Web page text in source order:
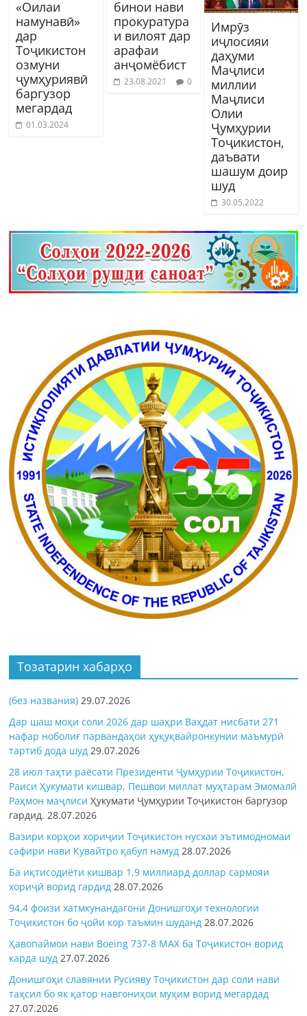
«Оилаи
намунавӣ»
дар
Тоҷикистон
озмуни
ҷумҳуриявӣ
баргузор
мегардад
01.03.2024
бинои нави
прокуратура
и вилоят дар
арафаи
анҷомёбист
23.08.2021 0
Имрӯз
иҷлосияи
даҳуми
Маҷлиси
миллии
Маҷлиси
Олии
Ҷумҳурии
Тоҷикистон,
даъвати
шашум доир
шуд
30.05.2022
Тозатарин хабарҳо
(без названия) 29.07.2026
Дар шаш моҳи соли 2026 дар шаҳри Ваҳдат нисбати 271
нафар ноболиғ парвандаҳои ҳуқуқвайронкунии маъмурӣ
тартиб дода шуд 29.07.2026
28 июл таҳти раёсати Президенти Ҷумҳурии Тоҷикистон,
Раиси Ҳукумати кишвар, Пешвои миллат муҳтарам Эмомалӣ
Раҳмон маҷлисиҲукумати Ҷумҳурии Тоҷикистон баргузор
гардид.28.07.2026
Вазири корҳои хориҷии Тоҷикистон нусхаи эътимодномаи
сафири нави Кувайтро қабул намуд 28.07.2026
Ба иқтисодиёти кишвар 1,9 миллиард доллар сармояи
хориҷӣ ворид гардид 28.07.2026
94,4 фоизи хатмкунандагони Донишгоҳи технологии
Тоҷикистон бо ҷойи кор таъмин шуданд 28.07.2026
Ҳавопаймои нави Boeing 737-8 MAX ба Тоҷикистон ворид
карда шуд 27.07.2026
Донишгоҳи славянии Русияву Тоҷикистон дар соли нави
таҳсил бо як қатор навгониҳои муҳим ворид мегардад
27.07.2026